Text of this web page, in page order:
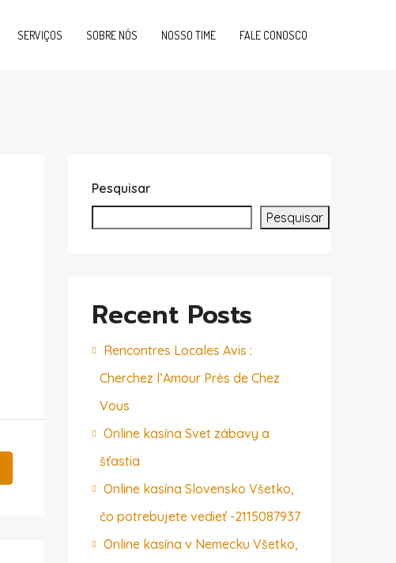
SERVIÇOS SOBRE NÓS NOSSO TIME FALE CONOSCO
Pesquisar
Pesquisar
Recent Posts
Rencontres Locales Avis :
Cherchez l’Amour Près de Chez
Vous
Online kasína Svet zábavy a
šťastia
Online kasína Slovensko Všetko,
čo potrebujete vedieť -2115087937
Online kasína v Nemecku Všetko,